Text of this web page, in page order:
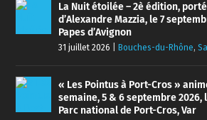
La Nuit étoilée – 2è édition,
d’Alexandre Mazzia, le 7
Papes d’Avignon
31 juillet 2026 Bouches-du-Rhône,
« Les Pointus à Port-Cros »
semaine, 5 & 6 septembre 2026,
Parc national de Port-Cros, Var